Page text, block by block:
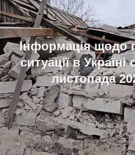
Інформація щодо
ситуації в
листопада